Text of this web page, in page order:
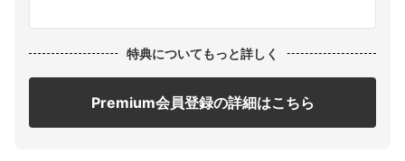
特典についてもっと詳しく
Premium会員登録の詳細はこちら